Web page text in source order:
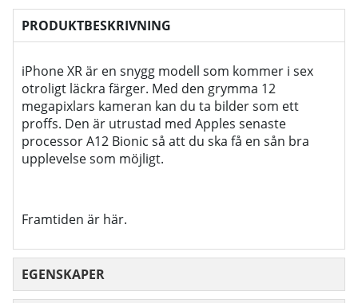
PRODUKTBESKRIVNING
iPhone XR är en snygg modell som kommer i sex
otroligt läckra färger. Med den grymma 12
megapixlars kameran kan du ta bilder som ett
proffs. Den är utrustad med Apples senaste
processor A12 Bionic så att du ska få en sån bra
upplevelse som möjligt.
Framtiden är här.
EGENSKAPER